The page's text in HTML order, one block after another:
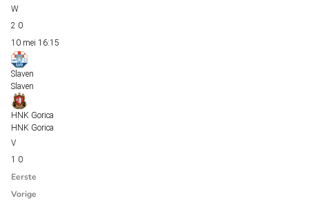
2 0
10 mei 16:15
Slaven
Slaven
HNK Gorica
HNK Gorica
1 0
Eerste
Vorige